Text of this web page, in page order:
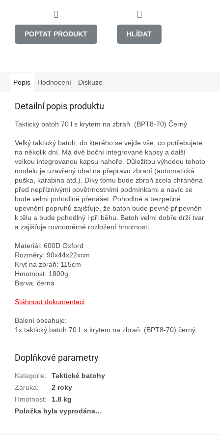
POPTAT PRODUKT HLÍDAT
Popis Hodnocení Diskuze
Detailní popis produktu
Taktický batoh 70 l s krytem na zbraň  (BPT8-70) Černý
Velký taktický batoh, do kterého se vejde vše, co potřebujete
na několik dní. Má dvě boční integrované kapsy a další
velkou integrovanou kapsu nahoře. Důležitou výhodou tohoto
modelu je uzavřený obal na přepravu zbraní (automatická
puška, karabina atd.). Díky tomu bude zbraň zcela chráněna
před nepříznivými povětrnostními podmínkami a navíc se
bude velmi pohodlně přenášet. Pohodlné a bezpečné
upevnění popruhů zajišťuje, že batoh bude pevně připevněn
k tělu a bude pohodlný i při běhu. Batoh velmi dobře drží tvar
a zajišťuje rovnoměrné rozložení hmotnosti.
Materiál: 600D Oxford
Rozměry: 90x44x22xcm
Kryt na zbraň: 115cm
Hmotnost: 1800g
Barva: černá
Stáhnout dokumentaci
Balení obsahuje:
Doplňkové parametry
Kategorie:
Taktické batohy
Záruka:
2 roky
Hmotnost:
1.8 kg
Položka byla vyprodána…